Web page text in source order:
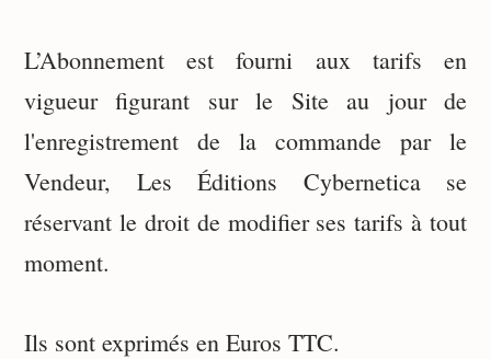
L’Abonnement est fourni aux tarifs en
vigueur figurant sur le Site au jour de
l'enregistrement de la commande par le
Vendeur, Les Éditions Cybernetica
se
réservant le droit de modifier ses tarifs à tout
moment.
Ils sont exprimés en Euros TTC.